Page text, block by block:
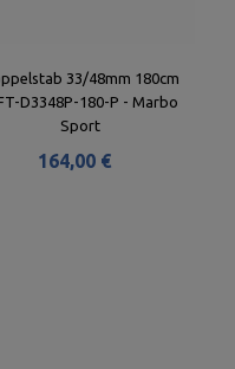
33/48mm 180cm
D3348P-180-P - Marbo
Sport
164,00 €